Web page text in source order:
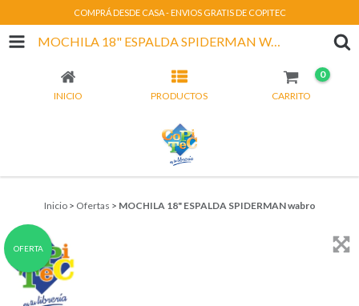
COMPRÁ DESDE CASA - ENVIOS GRATIS DE COPITEC
MOCHILA 18" ESPALDA SPIDERMAN WABRO
INICIO PRODUCTOS CARRITO
0
Inicio > Ofertas > MOCHILA 18" ESPALDA SPIDERMAN wabro
OFERTA